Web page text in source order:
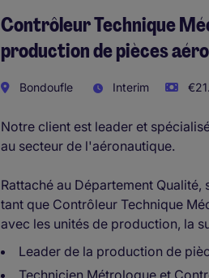
Contrôleur Technique
production de pièces
Bondoufle Interim
Notre client est leader et
au secteur de l'aéronautique.
Rattaché au Département
tant que Contrôleur Technique
avec les unités de production, la
Leader de la production de